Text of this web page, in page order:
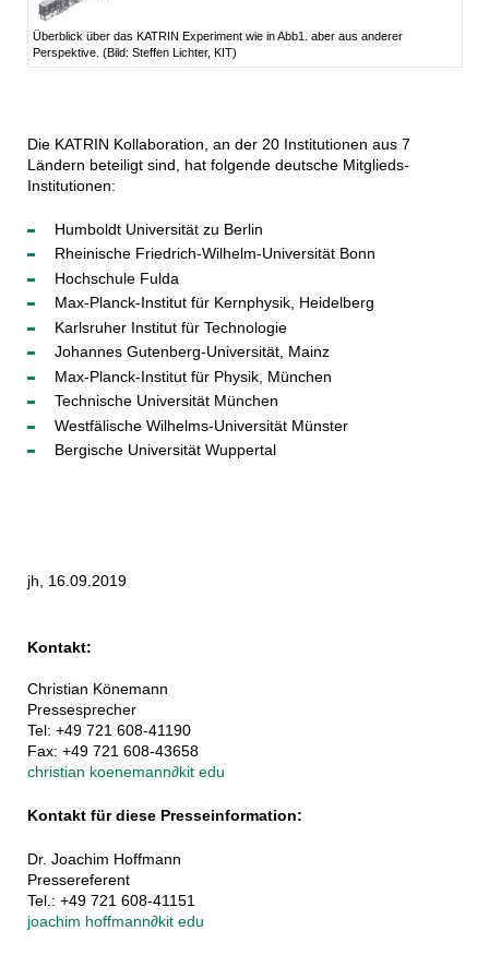
Überblick über das KATRIN Experiment wie in Abb1. aber aus anderer
Perspektive. (Bild: Steffen Lichter, KIT)
Die KATRIN Kollaboration, an der 20 Institutionen aus 7
Ländern beteiligt sind, hat folgende deutsche Mitglieds-
Institutionen:
Humboldt Universität zu Berlin
Rheinische Friedrich-Wilhelm-Universität Bonn
Hochschule Fulda
Max-Planck-Institut für Kernphysik, Heidelberg
Karlsruher Institut für Technologie
Johannes Gutenberg-Universität, Mainz
Max-Planck-Institut für Physik, München
Technische Universität München
Westfälische Wilhelms-Universität Münster
Bergische Universität Wuppertal
jh, 16.09.2019
Kontakt:
Christian Könemann
Pressesprecher
Tel: +49 721 608-41190
Fax: +49 721 608-43658
christian koenemann∂kit edu
Kontakt für diese Presseinformation:
Dr. Joachim Hoffmann
Pressereferent
Tel.: +49 721 608-41151
joachim hoffmann∂kit edu